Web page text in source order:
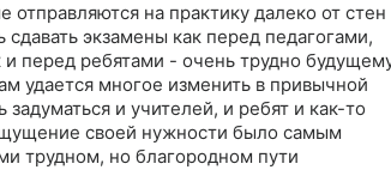
на практику далеко от стен
экзамены как перед педагогами,
перед ребятами - очень трудно
удается многое изменить в привычной
и учителей, и ребят и как-то
своей нужности было самым
трудном, но благородном пути